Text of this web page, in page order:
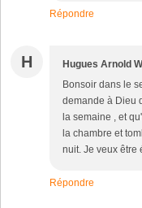
Répondre
H Hugues Arnold
Bonsoir dans le
demande à Dieu
la semaine , et
la chambre et
nuit. Je veux être
Répondre